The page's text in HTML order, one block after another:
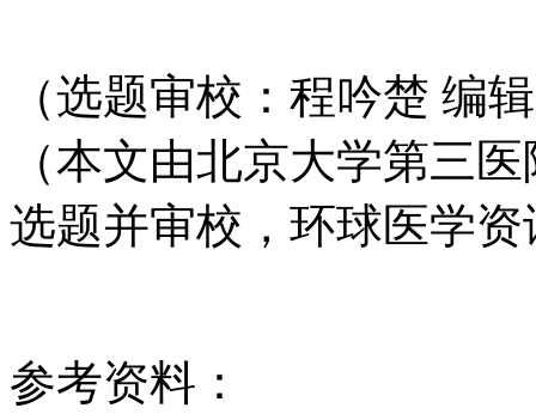
（选题审校：程吟楚 编
（本文由北京大学第三
选题并审校，环球医学
参考资料：